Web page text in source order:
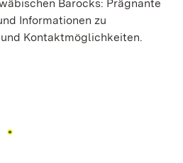
Barocks: Prägnante
Informationen zu
Kontaktmöglichkeiten.